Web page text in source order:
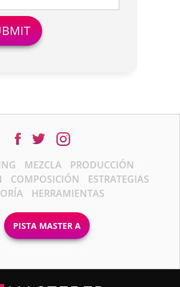
MEZCLA
PRODUCCIÓN
COMPOSICIÓN
ESTRATEGIAS
HERRAMIENTAS
PISTA MASTER A